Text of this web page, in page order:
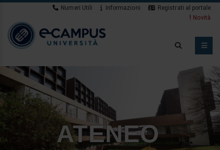
Numeri Utili Informazioni
Registrati al portale
Novità
ATENEO